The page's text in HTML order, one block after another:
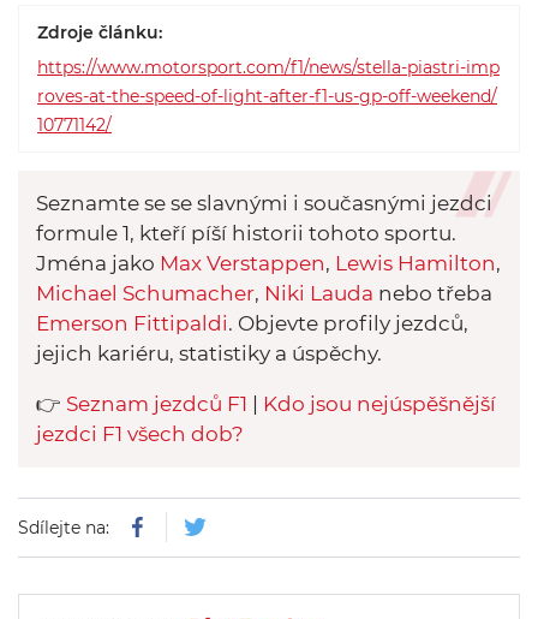
Zdroje článku:
https://www.motorsport.com/f1/news/stella-piastri-imp
roves-at-the-speed-of-light-after-f1-us-gp-off-weekend/
10771142/
Seznamte se se slavnými i současnými jezdci
formule 1, kteří píší historii tohoto sportu.
Jména jako Max Verstappen, Lewis Hamilton,
Michael Schumacher, Niki Lauda nebo třeba
Emerson Fittipaldi. Objevte profily jezdců,
jejich kariéru, statistiky a úspěchy.
👉 Seznam jezdců F1
Kdo jsou nejúspěšnější
jezdci F1 všech dob?
Sdílejte na: